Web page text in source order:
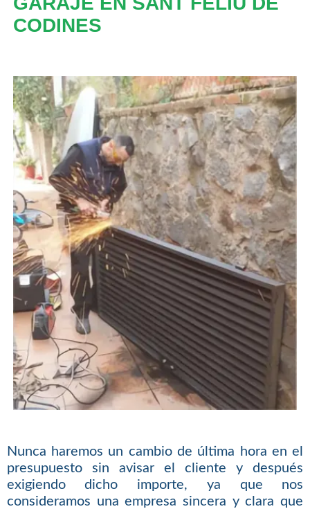
CODINES
Nunca haremos un cambio de última hora en el
presupuesto sin avisar el cliente y después
exigiendo dicho importe, ya que nos
consideramos una empresa sincera y clara que